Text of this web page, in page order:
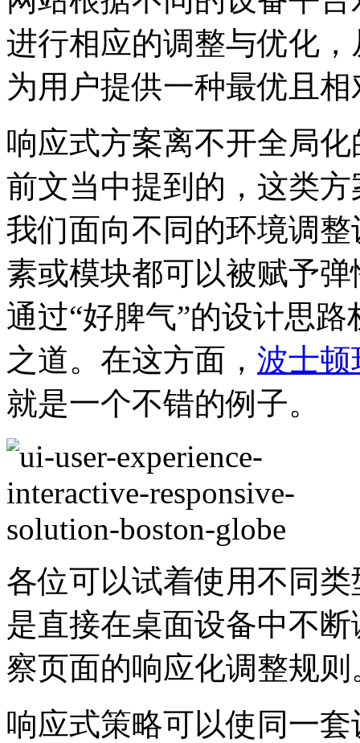
进行相应的调整与优化
为用户提供一种最优且
响应式方案离不开全局
前文当中提到的，这类
我们面向不同的环境调
素或模块都可以被赋予
通过“好脾气”的设计思
之道。在这方面， 波士顿
就是一个不错的例子。
各位可以试着使用不同
是直接在桌面设备中不
察页面的响应化调整规则
响应式策略可以使同一